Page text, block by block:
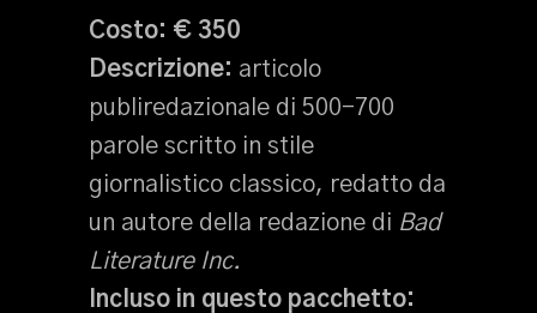
Costo: € 350
Descrizione: articolo
publiredazionale di 500-700
parole scritto in stile
giornalistico classico, redatto da
un autore della redazione di Bad
Literature Inc.
Incluso in questo pacchetto: